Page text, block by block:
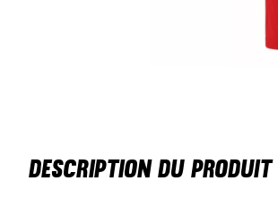
DESCRIPTION DU PRODUIT